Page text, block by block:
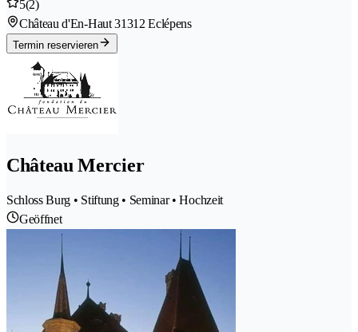
5(2)
Château d'En-Haut 31312 Eclépens
Termin reservieren
Château Mercier
Schloss Burg • Stiftung • Seminar • Hochzeit
Geöffnet